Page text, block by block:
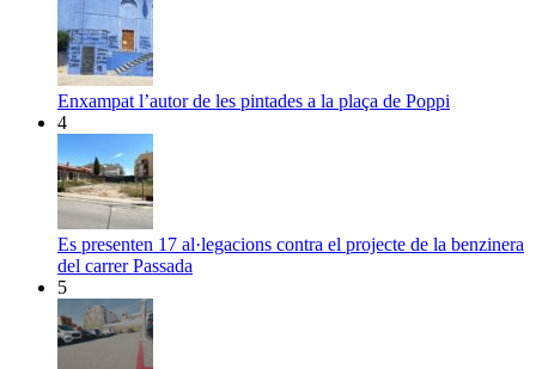
Enxampat l’autor de les pintades a la plaça de Poppi
4
Es presenten 17 al·legacions contra el projecte de la benzinera
del carrer Passada
5